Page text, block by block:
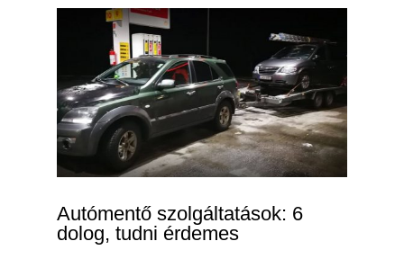
Autómentő szolgáltatások: 6
dolog, tudni érdemes